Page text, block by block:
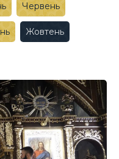
Червень
Жовтень